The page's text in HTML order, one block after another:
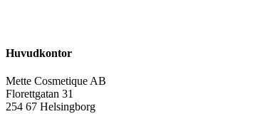
Huvudkontor
Mette Cosmetique AB
Florettgatan 31
254 67 Helsingborg